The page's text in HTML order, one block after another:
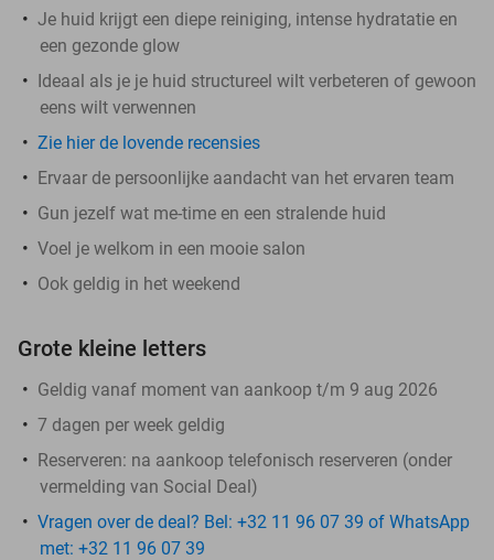
Je huid krijgt een diepe reiniging, intense hydratatie en
een gezonde glow
Ideaal als je je huid structureel wilt verbeteren of gewoon
eens wilt verwennen
Zie hier de lovende recensies
Ervaar de persoonlijke aandacht van het ervaren team
Gun jezelf wat me-time en een stralende huid
Voel je welkom in een mooie salon
Ook geldig in het weekend
Grote kleine letters
Geldig vanaf moment van aankoop t/m 9 aug 2026
7 dagen per week geldig
Reserveren: na aankoop telefonisch reserveren (onder
vermelding van Social Deal)
Vragen over de deal? Bel: +32 11 96 07 39 of WhatsApp
met: +32 11 96 07 39